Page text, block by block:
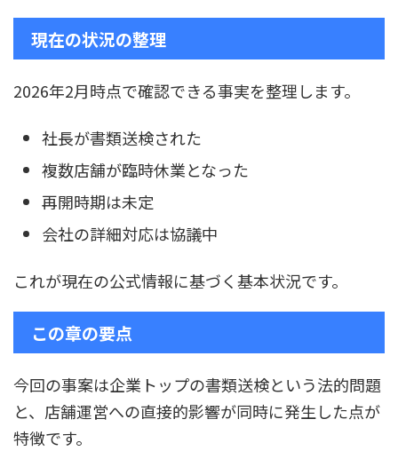
現在の状況の整理
2026年2月時点で確認できる事実を整理します。
社長が書類送検された
複数店舗が臨時休業となった
再開時期は未定
会社の詳細対応は協議中
これが現在の公式情報に基づく基本状況です。
この章の要点
今回の事案は企業トップの書類送検という法的問題
と、店舗運営への直接的影響が同時に発生した点が
特徴です。